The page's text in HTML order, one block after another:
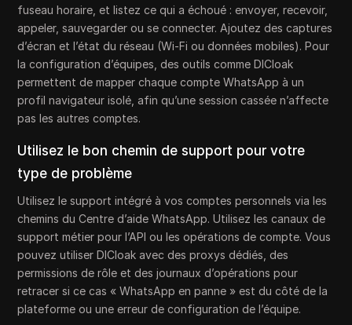
fuseau horaire, et listez ce qui a échoué : envoyer, recevoir,
appeler, sauvegarder ou se connecter. Ajoutez des captures
d’écran et l’état du réseau (Wi-Fi ou données mobiles). Pour
la configuration d’équipes, des outils comme DICloak
permettent de mapper chaque compte WhatsApp à un
profil navigateur isolé, afin qu’une session cassée n’affecte
pas les autres comptes.
Utilisez le bon chemin de support pour votre
type de problème
Utilisez le support intégré à vos comptes personnels via les
chemins du Centre d’aide WhatsApp. Utilisez les canaux de
support métier pour l’API ou les opérations de compte. Vous
pouvez utiliser DICloak avec des proxys dédiés, des
permissions de rôle et des journaux d’opérations pour
retracer si ce cas « WhatsApp en panne » est du côté de la
plateforme ou une erreur de configuration de l’équipe.